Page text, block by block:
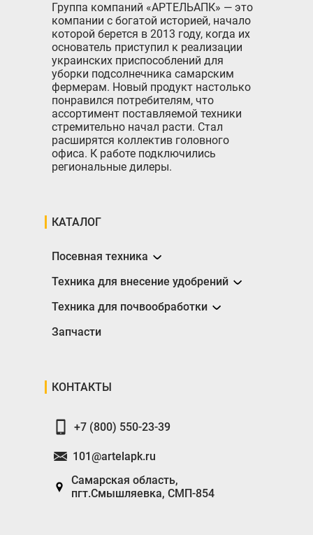
Группа компаний «АРТЕЛЬАПК» — это
компании с богатой историей, начало
которой берется в 2013 году, когда их
основатель приступил к реализации
украинских приспособлений для
уборки подсолнечника самарским
фермерам. Новый продукт настолько
понравился потребителям, что
ассортимент поставляемой техники
стремительно начал расти. Стал
расширятся коллектив головного
офиса. К работе подключились
региональные дилеры.
КАТАЛОГ
Посевная техника
Сеялки
Техника для внесение удобрений
Разбрасыватели
Техника для почвообработки
Борона
Плуги
Запчасти
КОНТАКТЫ
+7 (800) 550-23-39
101@artelapk.ru
Самарская область,
пгт.Смышляевка, СМП-854